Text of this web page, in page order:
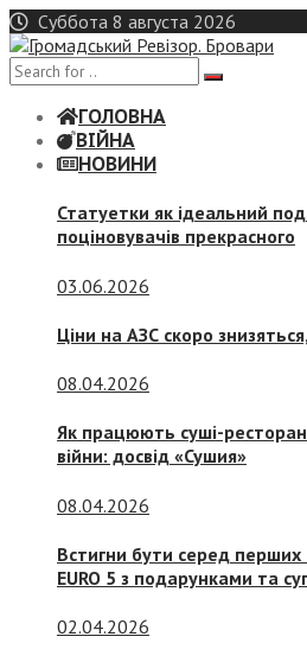
Skip
to
content
Суббота 8 августа 2026
ГОЛОВНА
ВІЙНА
НОВИНИ
Статуетки як ідеальний
поціновувачів прекрасного
03.06.2026
Ціни на АЗС скоро
08.04.2026
Як працюють суші-
війни: досвід «Сушия»
08.04.2026
Встигни бути серед
EURO 5 з подарунками та
02.04.2026